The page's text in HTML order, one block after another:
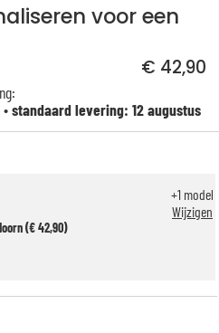
voor een
€ 42,90
•standaard levering: 12 augustus
(€ 42,90)
+1 model
Wijzigen